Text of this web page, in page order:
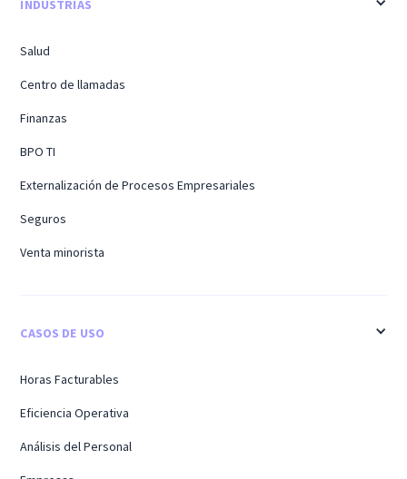
INDUSTRIAS
Salud
Centro de llamadas
Finanzas
BPO TI
Externalización de Procesos Empresariales
Seguros
Venta minorista
CASOS DE USO
Horas Facturables
Eficiencia Operativa
Análisis del Personal